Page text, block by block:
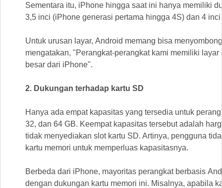
Sementara itu, iPhone hingga saat ini hanya memiliki
3,5 inci (iPhone generasi pertama hingga 4S) dan 4
Untuk urusan layar, Android memang bisa
mengatakan, "Perangkat-perangkat kami memiliki
besar dari iPhone".
2. Dukungan terhadap kartu SD
Hanya ada empat kapasitas yang tersedia untuk
32, dan 64 GB. Keempat kapasitas tersebut adalah
tidak menyediakan slot kartu SD. Artinya, pengguna
kartu memori untuk memperluas kapasitasnya.
Berbeda dari iPhone, mayoritas perangkat berbasis
dengan dukungan kartu memori ini. Misalnya, apabila